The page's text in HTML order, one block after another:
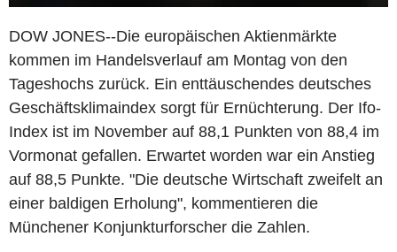
DOW JONES--Die europäischen Aktienmärkte
kommen im Handelsverlauf am Montag von den
Tageshochs zurück. Ein enttäuschendes deutsches
Geschäftsklimaindex sorgt für Ernüchterung. Der Ifo-
Index ist im November auf 88,1 Punkten von 88,4 im
Vormonat gefallen. Erwartet worden war ein Anstieg
auf 88,5 Punkte. "Die deutsche Wirtschaft zweifelt an
einer baldigen Erholung", kommentieren die
Münchener Konjunkturforscher die Zahlen.